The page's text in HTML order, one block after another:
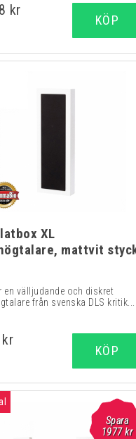
kr
KÖP
XL
mattvit
en välljudande och diskret
från svenska DLS kritik...
KÖP
Spara
1977 kr